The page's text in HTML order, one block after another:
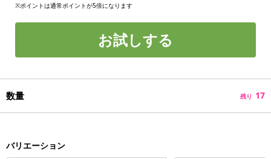
※ポイントは通常ポイントが5倍になります
お試しする
数量 残り 17
バリエーション